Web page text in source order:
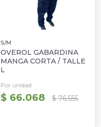
S/M
OVEROL GABARDINA
MANGA CORTA / TALLE
L
Por unidad
$ 66.068 $ 76.555